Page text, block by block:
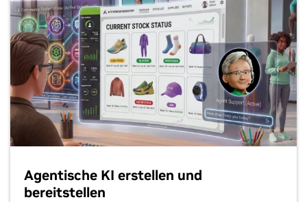
Agentische KI erstellen und
bereitstellen